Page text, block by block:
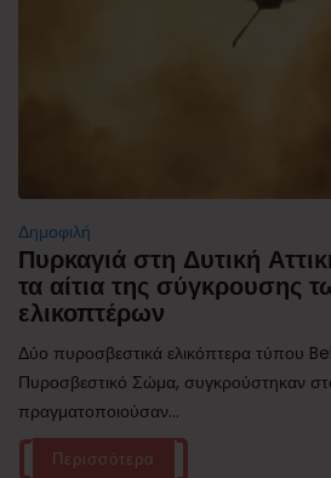
Δημοφιλή
Πυρκαγιά στη Δυτική
τα αίτια της σύγκρουσης
ελικοπτέρων
Δύο πυροσβεστικά ελικόπτερα τύπου
Πυροσβεστικό Σώμα, συγκρούστηκαν
πραγματοποιούσαν...
Περισσότερα